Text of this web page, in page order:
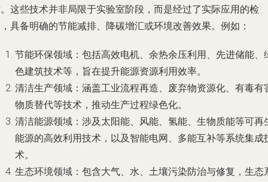
这些技术并非局限于实验室阶段，而是经过了实际应用的检
具备明确的节能减排、降碳增汇或环境改善效果。例如：
节能环保领域 ：包括高效电机、余热余压利用、先进储能、
色建筑技术等，旨在提升能源资源利用效率。
清洁生产领域 ：涵盖工业流程再造、废弃物资源化、有毒有
物质替代等技术，推动生产过程绿色化。
清洁能源领域 ：涉及太阳能、风能、氢能、生物质能等可再
能源的高效利用技术，以及智能电网、多能互补等系统集成
术。
生态环境领域 ：包含大气、水、土壤污染防治与修复，生态